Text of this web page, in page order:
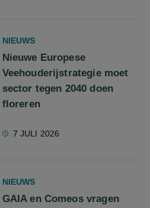
NIEUWS
Nieuwe Europese
Veehouderijstrategie moet
sector tegen 2040 doen
floreren
7 JULI 2026
NIEUWS
GAIA en Comeos vragen